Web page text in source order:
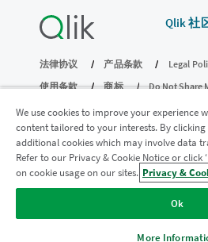
Qlik 社
法律协议 产品条款 Legal
使用条款
商标
Do Not Share
版权所有 © 1993-2026 QlikTech
加入分析现代化计划
使用分析现代化计划实现现代化，同
QlikView 应用程序。
We use cookies to improve your experience
content tailored to your interests. By clicking
additional cookies which may involve data
Refer to our Privacy & Cookie Notice or click
on cookie usage on our sites. Privacy &
Ok
More